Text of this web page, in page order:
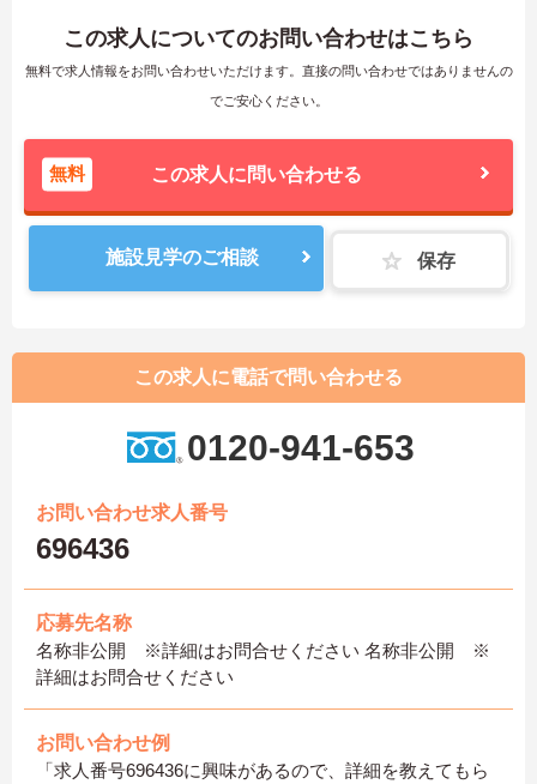
この求人についてのお問い合わせはこちら
無料で求人情報をお問い合わせいただけます。直接の問い合わせではありませんの
でご安心ください。
無料 この求人に問い合わせる
施設見学のご相談 保存
この求人に電話で問い合わせる
0120-941-653
お問い合わせ求人番号
696436
応募先名称
名称非公開 ※詳細はお問合せください 名称非公開 ※
詳細はお問合せください
お問い合わせ例
「求人番号696436に興味があるので、詳細を教えてもら